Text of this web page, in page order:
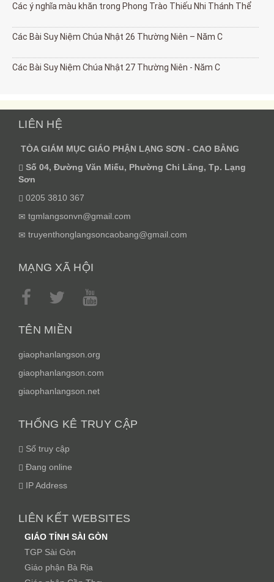
Các ý nghĩa màu khăn trong Phong Trào Thiếu Nhi Thánh Thể
Các Bài Suy Niệm Chúa Nhật 26 Thường Niên – Năm C
Các Bài Suy Niệm Chúa Nhật 27 Thường Niên - Năm C
LIÊN HỆ
TÒA GIÁM MỤC GIÁO PHẬN LẠNG SƠN - CAO BẰNG
Số 04, Đường Văn Miếu, Phường Chi Lăng, Tp. Lạng
Sơn
0205 3810 367
tgmlangsonvn@gmail.com
truyenthonglangsoncaobang@gmail.com
MẠNG XÃ HỘI
TÊN MIỀN
giaophanlangson.org
giaophanlangson.com
giaophanlangson.net
THỐNG KÊ TRUY CẬP
Số truy cập
Đang online
IP Address
LIÊN KẾT WEBSITES
GIÁO TỈNH SÀI GÒN
TGP Sài Gòn
Giáo phận Bà Rịa